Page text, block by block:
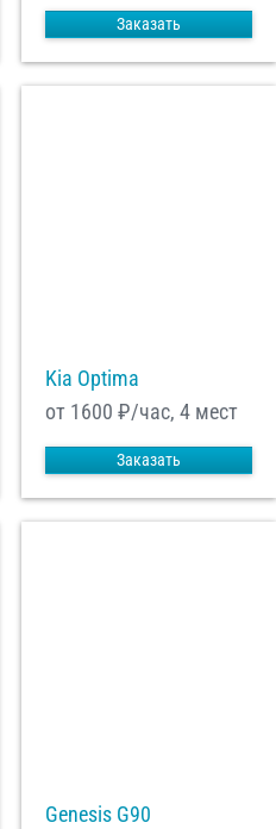
Заказать
Kia Optima
от 1600 ₽/час, 4 мест
Заказать
Genesis G90